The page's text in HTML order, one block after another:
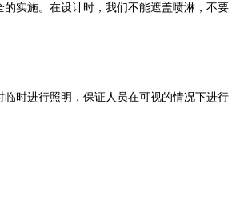
实施。在设计时，我们不能遮盖喷淋，不要
时进行照明，保证人员在可视的情况下进行